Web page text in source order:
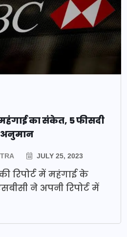
महंगाई का संकेत, 5 फीसदी
अनुमान
JULY 25, 2023
रिपोर्ट में महंगाई के
ने अपनी रिपोर्ट में